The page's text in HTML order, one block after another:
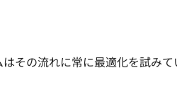
その流れに常に最適化を試みて